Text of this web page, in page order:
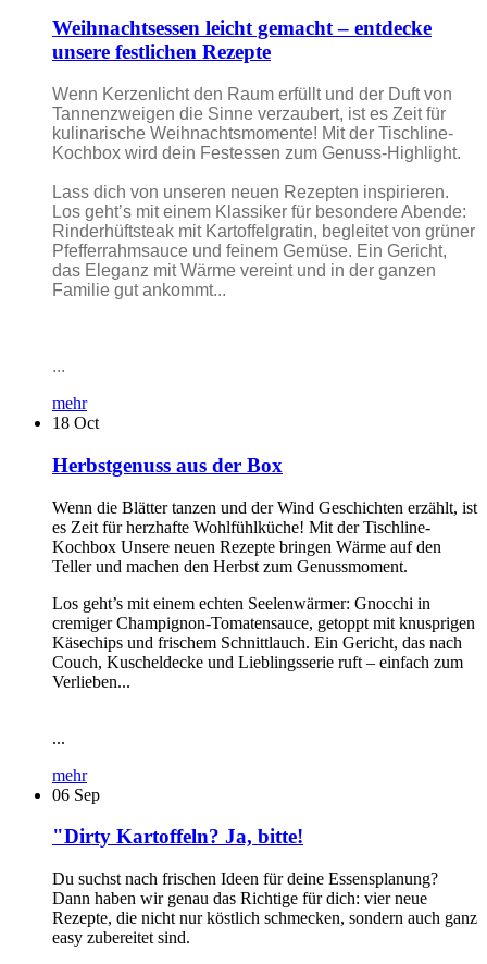
Weihnachtsessen leicht gemacht – entdecke
unsere festlichen Rezepte
Wenn Kerzenlicht den Raum erfüllt und der Duft von
Tannenzweigen die Sinne verzaubert, ist es Zeit für
kulinarische Weihnachtsmomente! Mit der Tischline-
Kochbox wird dein Festessen zum Genuss-Highlight.
Lass dich von unseren neuen Rezepten inspirieren.
Los geht’s mit einem Klassiker für besondere Abende:
Rinderhüftsteak mit Kartoffelgratin, begleitet von grüner
Pfefferrahmsauce und feinem Gemüse. Ein Gericht,
das Eleganz mit Wärme vereint und in der ganzen
Familie gut ankommt...
...
mehr
18 Oct
Herbstgenuss aus der Box
Wenn die Blätter tanzen und der Wind Geschichten erzählt, ist
es Zeit für herzhafte Wohlfühlküche! Mit der Tischline-
Kochbox Unsere neuen Rezepte bringen Wärme auf den
Teller und machen den Herbst zum Genussmoment.
Los geht’s mit einem echten Seelenwärmer: Gnocchi in
cremiger Champignon-Tomatensauce, getoppt mit knusprigen
Käsechips und frischem Schnittlauch. Ein Gericht, das nach
Couch, Kuscheldecke und Lieblingsserie ruft – einfach zum
Verlieben...
...
mehr
06 Sep
"Dirty Kartoffeln? Ja, bitte!
Du suchst nach frischen Ideen für deine Essensplanung?
Dann haben wir genau das Richtige für dich: vier neue
Rezepte, die nicht nur köstlich schmecken, sondern auch ganz
easy zubereitet sind.